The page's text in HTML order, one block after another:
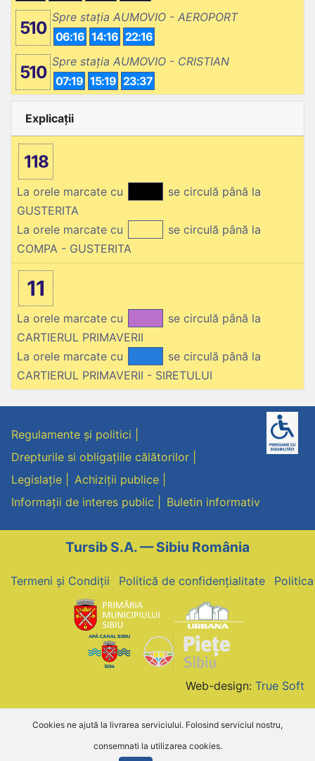
510
Spre stația AUMOVIO - AEROPORT
06:16 14:16 22:16
510
Spre stația AUMOVIO - CRISTIAN
07:19 15:19 23:37
Explicații
118
La orele marcate cu
se circulă până la
GUSTERITA
La orele marcate cu
se circulă până la
COMPA - GUSTERITA
11
La orele marcate cu
se circulă până la
CARTIERUL PRIMAVERII
La orele marcate cu
se circulă până la
CARTIERUL PRIMAVERII - SIRETULUI
Regulamente și politici
Drepturile si obligațiile călătorilor
Legislație
Achiziții publice
Informații de interes public
Buletin informativ
Tursib S.A. — Sibiu România
Termeni și Condiții Politică de confidențialitate
Web-design: True Soft
Cookies ne ajută la livrarea serviciului. Folosind serviciul nostru,
consemnati la utilizarea cookies.